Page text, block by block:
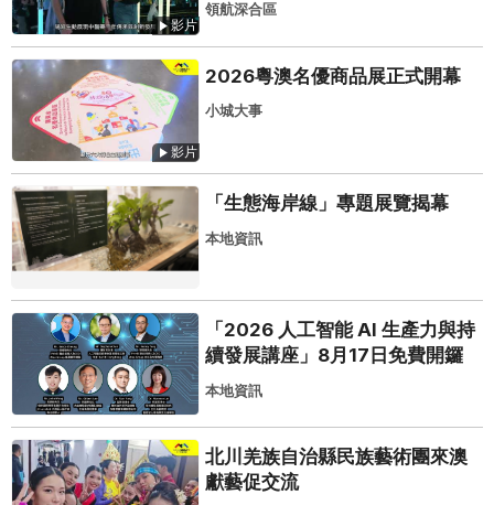
影片
領航深合區
影片
2026粵澳名優商品展正式開幕
小城大事
「生態海岸線」專題展覽揭幕
本地資訊
「2026 人工智能 AI 生產力與持
續發展講座」8月17日免費開鑼
本地資訊
北川羌族自治縣民族藝術團來澳
獻藝促交流